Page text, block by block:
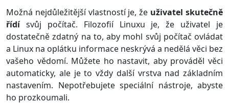
Možná nejdůležitější vlastností je, že uživatel skutečně
řídísvůj počítač. Filozofií Linuxu je, že uživatel je
dostatečně zdatný na to, aby mohl svůj počítač ovládat
a Linux na oplátku informace neskrývá a nedělá věci bez
vašeho vědomí. Můžete ho nastavit, aby prováděl věci
automaticky, ale je to vždy další vrstva nad základním
nastavením. Nepotřebujete speciální nástroje, abyste
ho prozkoumali.